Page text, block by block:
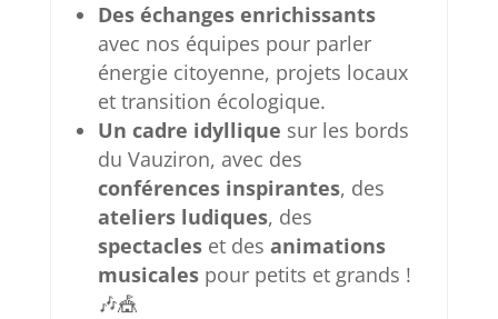
Des échanges enrichissants
avec nos équipes pour parler
énergie citoyenne, projets locaux
et transition écologique.
Un cadre idyllique sur les bords
du Vauziron, avec des
conférences inspirantes, des
ateliers ludiques, des
spectacleset des animations
musicales pour petits et grands !
🎶🎪